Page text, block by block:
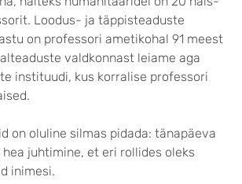
Loodus- ja täppisteaduste
on professori ametikohal 91 meest
valdkonnast leiame aga
instituudi, kus korralise professori
on oluline silmas pidada: tänapäeva
juhtimine, et eri rollides oleks
inimesi.